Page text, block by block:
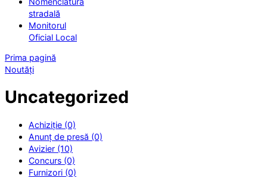
stradală
Monitorul
Oficial Local
Prima pagină
Noutăți
Uncategorized
Achiziție (0)
Anunț de presă (0)
Avizier (10)
Concurs (0)
Furnizori (0)